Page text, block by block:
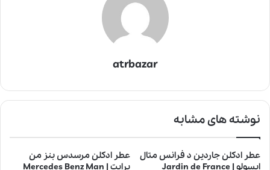
atrbazar
نوشته های مشابه
عطر ادکلن جاردین د فرانس متال
ابسولو | Jardin de France
عطر ادکلن مرسدس بنز من
برایت | Mercedes Benz Man